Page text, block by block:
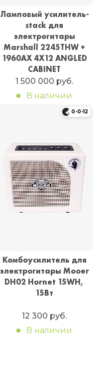
Ламповый усилитель-
stack для
электрогитары
Marshall 2245THW +
1960AX 4X12 ANGLED
CABINET
1 500 000 руб.
В наличии
0-0-12
Комбоусилитель для
электрогитары Mooer
DH02 Hornet 15WH,
15Вт
12 300 руб.
В наличии